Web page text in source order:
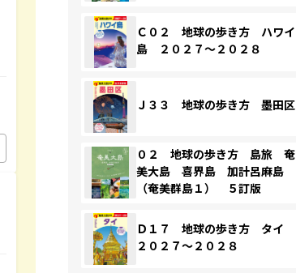
Ｃ０２ 地球の歩き方 ハワイ
島 ２０２７～２０２８
Ｊ３３ 地球の歩き方 墨田区
０２ 地球の歩き方 島旅 奄
美大島 喜界島 加計呂麻島
（奄美群島１） ５訂版
Ｄ１７ 地球の歩き方 タイ
２０２７～２０２８